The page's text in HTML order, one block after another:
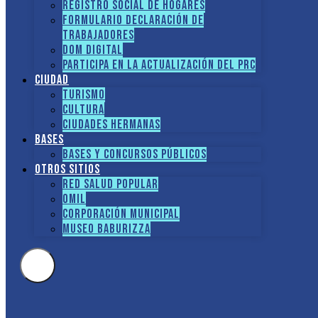
Registro social de hogares
FORMULARIO DECLARACIÓN DE
TRABAJADORES
DOM Digital
Participa en la actualización del PRC
Ciudad
Turismo
Cultura
Ciudades hermanas
Bases
Bases y Concursos Públicos
Otros sitios
Red Salud Popular
OMIL
Corporación Municipal
Museo Baburizza